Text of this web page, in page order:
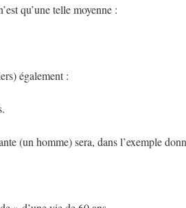
qu’une telle moyenne :
également :
(un homme) sera, dans l’exemple